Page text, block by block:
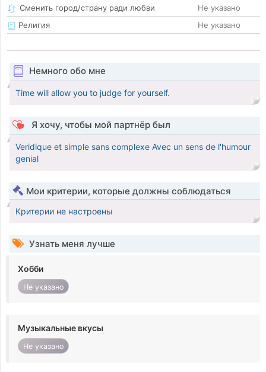
Сменить город/страну ради любви
Не указано
Религия
Не указано
Немного обо мне
Time will allow you to judge for yourself.
Я хочу, чтобы мой партнёр был
Veridique et simple sans complexe Avec un sens de l'humour
genial
Мои критерии, которые должны соблюдаться
Критерии не настроены
Узнать меня лучше
Хобби
Не указано
Музыкальные вкусы
Не указано